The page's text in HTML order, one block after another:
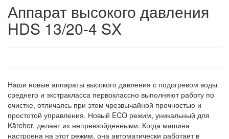
Аппарат высокого давления
HDS 13/20-4 SX
Наши новые аппараты высокого давления с подогревом воды
среднего и экстракласса первоклассно выполняют работу по
очистке, отличаясь при этом чрезвычайной прочностью и
простотой управления. Новый ECO режим, уникальный для
Kärcher, делает их непревзойденными. Когда машина
настроена на этот режим, она автоматически работает в